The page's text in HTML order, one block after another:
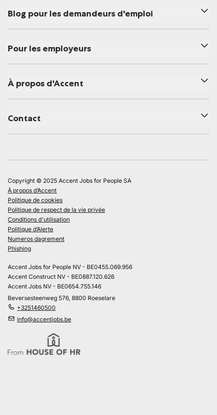
Blog pour les demandeurs d'emploi
Pour les employeurs
À propos d'Accent
Contact
Copyright © 2025 Accent Jobs for People SA
À propos d’Accent
Politique de cookies
Politique de respect de la vie privée
Conditions d'utilisation
Politique d’Alerte
Numeros dagrement
Phishing
Accent Jobs for People NV - BE0455.069.956
Accent Construct NV - BE0887.120.626
Accent Jobs NV - BE0654.755.146
Beversesteenweg 576, 8800 Roeselare
+3251460500
info@accentjobs.be